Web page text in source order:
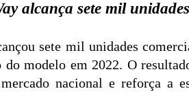
alcança sete mil
sete mil unidades
do modelo em 2022. O
nacional e reforça a